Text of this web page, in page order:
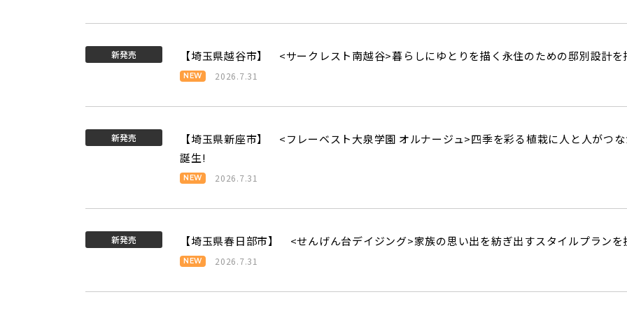
新発売 【埼玉県越谷市】 <サークレスト南越谷>暮らしにゆとりを描く永住のための邸別設計
2026.7.31
新発売 【埼玉県新座市】 <フレーベスト大泉学園 オルナージュ>四季を彩る植栽に人と人がつ
誕生!
2026.7.31
新発売 【埼玉県春日部市】 <せんげん台デイジング>家族の思い出を紡ぎ出すスタイルプラン
2026.7.31